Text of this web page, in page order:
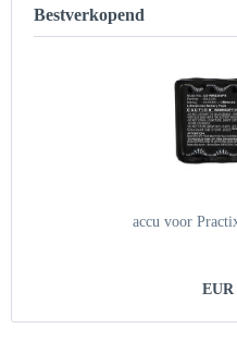
Bestverkopend
accu voor
EUR